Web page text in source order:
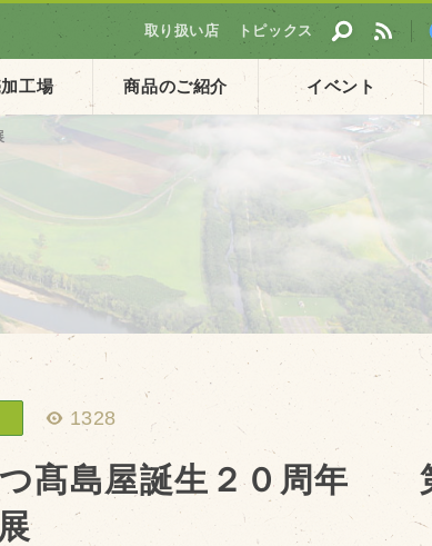
工場 商品のご紹介 イベント
取り扱い店 トピックス
1328
髙島屋誕生２０周年
会社概要・沿革
アクセス
個人情報保護方針